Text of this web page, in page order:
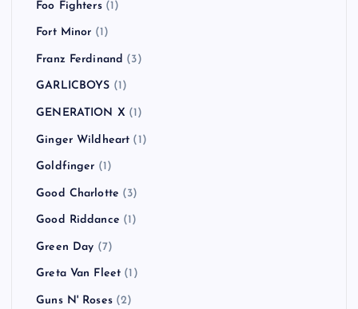
Foo Fighters(1)
Fort Minor (1)
Franz Ferdinand (3)
GARLICBOYS (1)
GENERATION X (1)
Ginger Wildheart (1)
Goldfinger (1)
Good Charlotte (3)
Good Riddance (1)
Green Day (7)
Greta Van Fleet (1)
Guns N' Roses(2)